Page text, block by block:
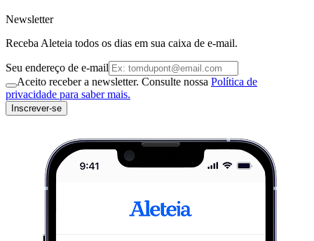
Newsletter
Receba Aleteia todos os dias em sua caixa de e-mail.
Seu endereço de e-mail
Aceito receber a newsletter. Consulte nossa Política de
privacidade para saber mais.
Inscrever-se